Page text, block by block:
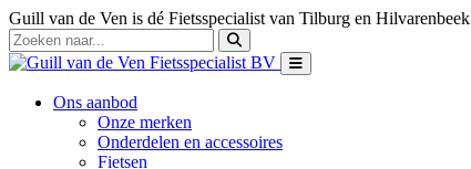
Guill van de Ven is dé Fietsspecialist van Tilburg en Hilvarenbeek
Ons aanbod
Onze merken
Onderdelen en accessoires
Fietsen